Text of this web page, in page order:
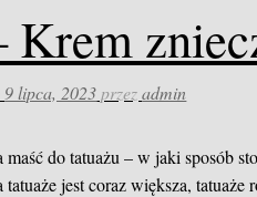
Krem
9 lipca, 2023 przezadmin
do tatuażu – w jaki sposób
tatuaże jest coraz większa,